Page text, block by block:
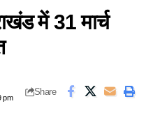
में 31 मार्च
pm
Share